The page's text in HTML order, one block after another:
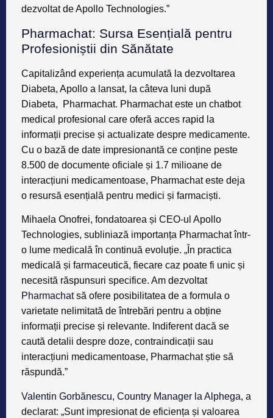
dezvoltat de Apollo Technologies.”
Pharmachat: Sursa Esențială pentru
Profesioniștii din Sănătate
Capitalizând experiența acumulată la dezvoltarea
Diabeta, Apollo a lansat, la câteva luni după
Diabeta, Pharmachat. Pharmachat este un chatbot
medical profesional care oferă acces rapid la
informații precise și actualizate despre medicamente.
Cu o bază de date impresionantă ce conține peste
8.500 de documente oficiale și 1.7 milioane de
interacțiuni medicamentoase, Pharmachat este deja
o resursă esențială pentru medici și farmaciști.
Mihaela Onofrei, fondatoarea și CEO-ul Apollo
Technologies, subliniază importanța Pharmachat într-
o lume medicală în continuă evoluție. „În practica
medicală și farmaceutică, fiecare caz poate fi unic și
necesită răspunsuri specifice. Am dezvoltat
Pharmachatsă ofere posibilitatea de a formula o
varietate nelimitată de întrebări pentru a obține
informații precise și relevante. Indiferent dacă se
caută detalii despre doze, contraindicații sau
interacțiuni medicamentoase, Pharmachat știe să
răspundă.”
Valentin Gorbănescu, Country Manager la Alphega, a
declarat: „Sunt impresionat de eficiența și valoarea